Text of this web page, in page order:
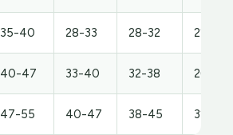
35-40 28-33 28-32 22-26
40-47 33-40 32-38 26-32
47-55 40-47 38-45 32-38